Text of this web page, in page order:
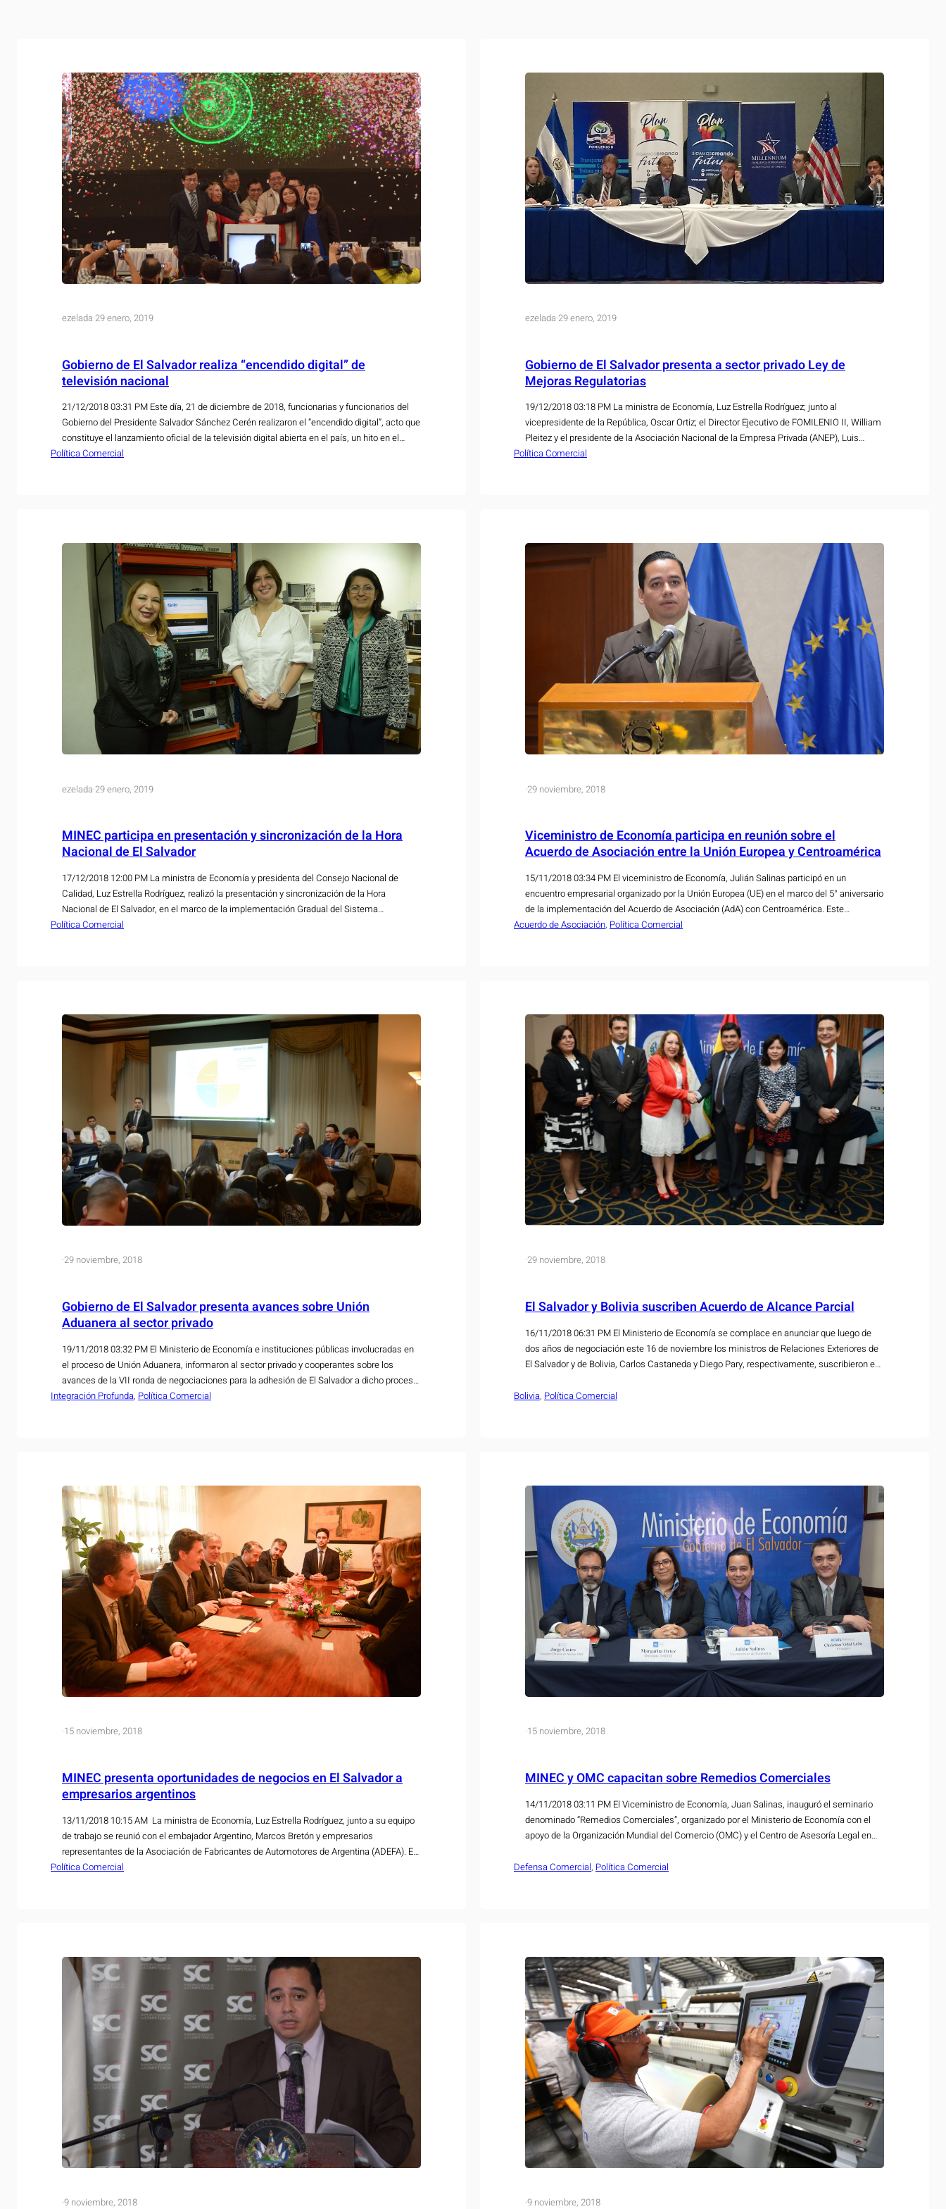
ezelada·29 enero, 2019
Gobierno de El Salvador realiza “encendido digital” de
televisión nacional
21/12/2018 03:31 PM Este día, 21 de diciembre de 2018, funcionarias y funcionarios del
Gobierno del Presidente Salvador Sánchez Cerén realizaron el “encendido digital”, acto que
constituye el lanzamiento oficial de la televisión digital abierta en el país, un hito en el
proceso de transformación tecnológica que ha avanzado significativamente en este
Política Comercial
ezelada·29 enero, 2019
Gobierno de El Salvador presenta a sector privado Ley de
Mejoras Regulatorias
19/12/2018 03:18 PM La ministra de Economía, Luz Estrella Rodríguez; junto al
vicepresidente de la República, Oscar Ortiz; el Director Ejecutivo de FOMILENIO II, William
Pleitez y el presidente de la Asociación Nacional de la Empresa Privada (ANEP), Luis
Cardenal, presentaron la Ley de Mejoras Regulatorias que busca generar impacto en el
Política Comercial
ezelada·29 enero, 2019
MINEC participa en presentación y sincronización de la Hora
Nacional de El Salvador
17/12/2018 12:00 PM La ministra de Economía y presidenta del Consejo Nacional de
Calidad, Luz Estrella Rodríguez, realizó la presentación y sincronización de la Hora
Nacional de El Salvador, en el marco de la implementación Gradual del Sistema
Internacional de Unidades. Por primera vez, en el país, se tiene una hora referenciada y
Política Comercial
·29 noviembre, 2018
Viceministro de Economía participa en reunión sobre el
Acuerdo de Asociación entre la Unión Europea y Centroamérica
15/11/2018 03:34 PM El viceministro de Economía, Julián Salinas participó en un
encuentro empresarial organizado por la Unión Europea (UE) en el marco del 5° aniversario
de la implementación del Acuerdo de Asociación (AdA) con Centroamérica. Este
encuentro busca analizar y superar los desafíos que presenta el aprovechamiento de este
Acuerdo de Asociación, Política Comercial
·29 noviembre, 2018
Gobierno de El Salvador presenta avances sobre Unión
Aduanera al sector privado
19/11/2018 03:32 PM El Ministerio de Economía e instituciones públicas involucradas en
el proceso de Unión Aduanera, informaron al sector privado y cooperantes sobre los
avances de la VII ronda de negociaciones para la adhesión de El Salvador a dicho proceso.
En el informe se destacó los resultados obtenidos en cada una de las 7…
Integración Profunda, Política Comercial
·29 noviembre, 2018
El Salvador y Bolivia suscriben Acuerdo de Alcance Parcial
16/11/2018 06:31 PM El Ministerio de Economía se complace en anunciar que luego de
dos años de negociación este 16 de noviembre los ministros de Relaciones Exteriores de
El Salvador y de Bolivia, Carlos Castaneda y Diego Pary, respectivamente, suscribieron en
Bolivia, Política Comercial
·15 noviembre, 2018
MINEC presenta oportunidades de negocios en El Salvador a
empresarios argentinos
13/11/2018 10:15 AM La ministra de Economía, Luz Estrella Rodríguez, junto a su equipo
de trabajo se reunió con el embajador Argentino, Marcos Bretón y empresarios
representantes de la Asociación de Fabricantes de Automotores de Argentina (ADEFA). El
objetivo de la reunión fue para presentarles y orientarles sobre las oportunidades de
Política Comercial
·15 noviembre, 2018
MINEC y OMC capacitan sobre Remedios Comerciales
14/11/2018 03:11 PM El Viceministro de Economía, Juan Salinas, inauguró el seminario
denominado “Remedios Comerciales”, organizado por el Ministerio de Economía con el
apoyo de la Organización Mundial del Comercio (OMC) y el Centro de Asesoría Legal en
importantes avances…
Defensa Comercial, Política Comercial
·9 noviembre, 2018 ·9 noviembre, 2018